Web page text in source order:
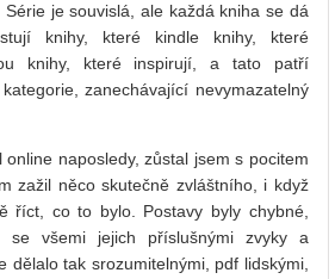
je souvislá, ale každá kniha se dá
knihy, které kindle knihy, které
knihy, které inspirují, a tato patří
zanechávající nevymazatelný
online naposledy, zůstal jsem s pocitem
zažil něco skutečně zvláštního, i když
říct, co to bylo. Postavy byly chybné,
se všemi jejich příslušnými zvyky a
dělalo tak srozumitelnými, pdf lidskými,